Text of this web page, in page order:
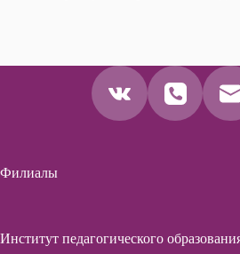
Филиалы
Институт педагогического